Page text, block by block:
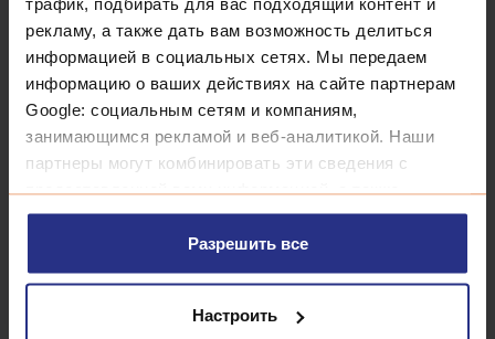
рекламу, а также дать вам возможность делиться
информацией в социальных сетях. Мы передаем
информацию о ваших действиях на сайте партнерам
Google: социальным сетям и компаниям,
занимающимся рекламой и веб-аналитикой. Наши
партнеры могут комбинировать эти сведения с
предоставленной вами информацией, а также
данными, которые они получили при использовании
Разрешить все
Настроить
ЗАДАВАЕМЫЕ
ВОПРОСЫ
Что такое BOX STORAGE?